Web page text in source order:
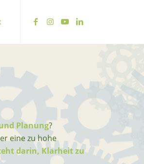
Planung?
eine zu hohe
darin, Klarheit zu